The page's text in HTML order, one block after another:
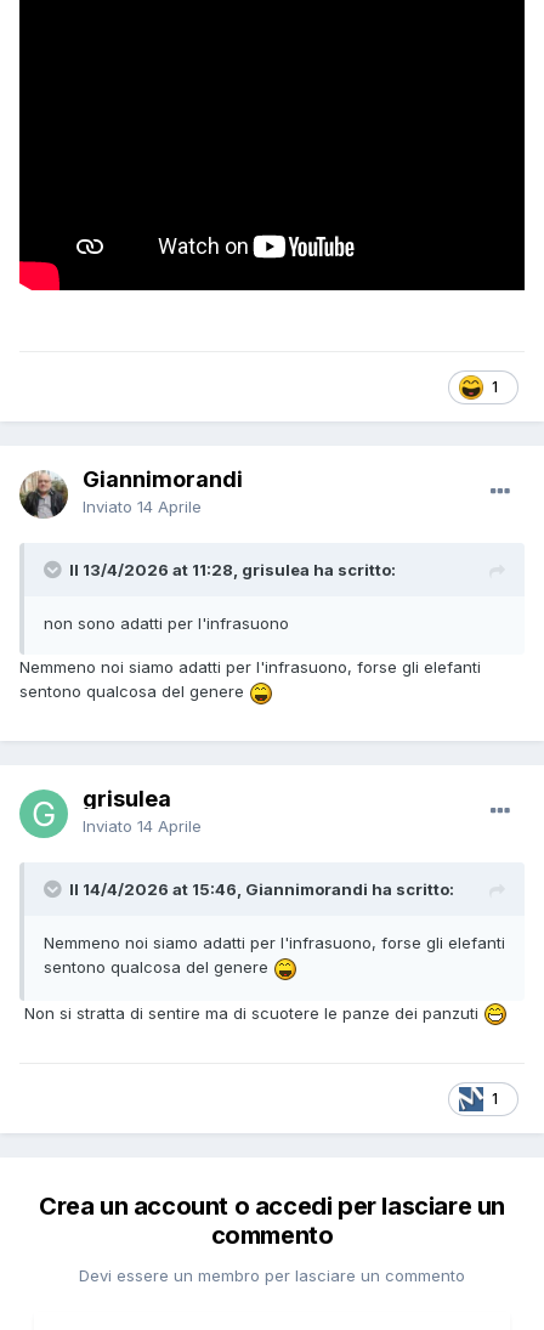
1
Giannimorandi
Inviato 14 Aprile
Il 13/4/2026 at 11:28, grisulea ha scritto:
non sono adatti per l'infrasuono
Nemmeno noi siamo adatti per l'infrasuono, forse gli elefanti
sentono qualcosa del genere
grisulea
Inviato 14 Aprile
Il 14/4/2026 at 15:46, Giannimorandi ha scritto:
Nemmeno noi siamo adatti per l'infrasuono, forse gli elefanti
sentono qualcosa del genere
Non si stratta di sentire ma di scuotere le panze dei panzuti
1
Crea un account o accedi per lasciare un
commento
Devi essere un membro per lasciare un commento